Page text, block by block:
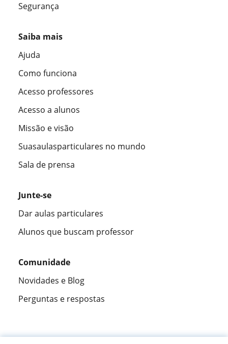
Segurança
Saiba mais
Ajuda
Como funciona
Acesso professores
Acesso a alunos
Missão e visão
Suasaulasparticulares no mundo
Sala de prensa
Junte-se
Dar aulas particulares
Alunos que buscam professor
Comunidade
Novidades e Blog
Perguntas e respostas